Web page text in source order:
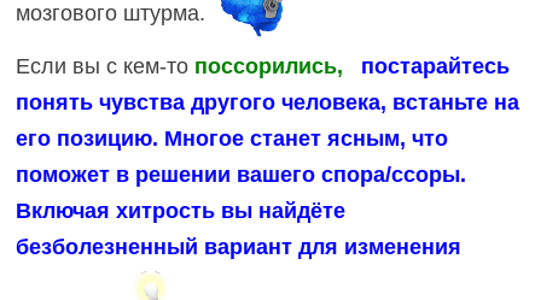
мозгового штурма.
Если вы с кем-то поссорились, постарайтесь
понять чувства другого человека, встаньте на
его позицию. Многое станет ясным, что
поможет в решении вашего спора/ссоры.
Включая хитрость вы найдёте
безболезненный вариант для изменения